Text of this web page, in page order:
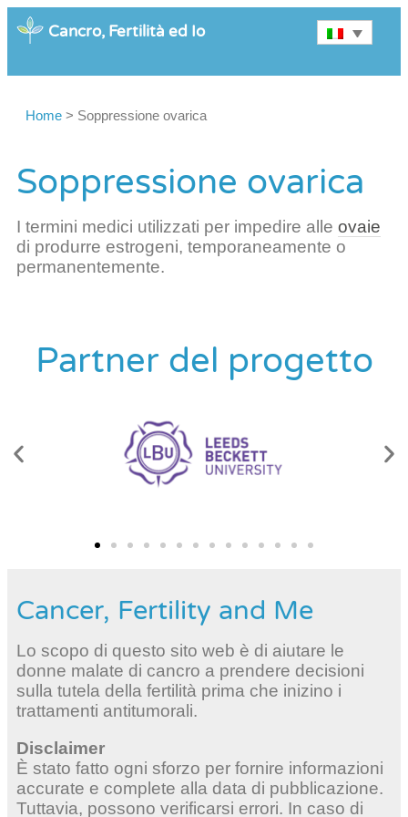
Cancro, Fertilità ed Io
Home > Soppressione ovarica
Soppressione ovarica
I termini medici utilizzati per impedire alle ovaie
di produrre estrogeni, temporaneamente o
permanentemente.
Partner del progetto
Cancer, Fertility and Me
Lo scopo di questo sito web è di aiutare le
donne malate di cancro a prendere decisioni
sulla tutela della fertilità prima che inizino i
trattamenti antitumorali.
Disclaimer
È stato fatto ogni sforzo per fornire informazioni
accurate e complete alla data di pubblicazione.
Tuttavia, possono verificarsi errori. In caso di